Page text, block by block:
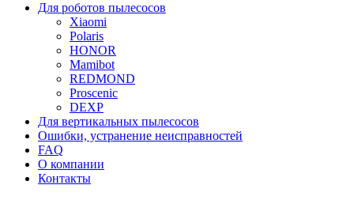
Для роботов пылесосов
Xiaomi
Polaris
HONOR
Mamibot
REDMOND
Proscenic
DEXP
Для вертикальных пылесосов
Ошибки, устранение неисправностей
FAQ
О компании
Контакты